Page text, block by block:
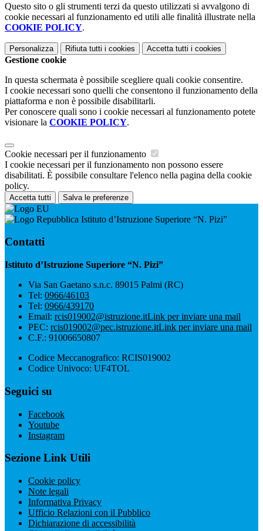
Questo sito o gli strumenti terzi da questo utilizzati si avvalgono di
cookie necessari al funzionamento ed utili alle finalità illustrate nella
COOKIE POLICY.
Personalizza Rifiuta tutti i cookies Accetta tutti i cookies
Gestione cookie
In questa schermata è possibile scegliere quali cookie consentire.
I cookie necessari sono quelli che consentono il funzionamento della
piattaforma e non è possibile disabilitarli.
Per conoscere quali sono i cookie necessari al funzionamento potete
visionare la COOKIE POLICY.
Cookie necessari per il funzionamento
I cookie necessari per il funzionamento non possono essere
disabilitati. È possibile consultare l'elenco nella pagina della cookie
policy.
Accetta tutti Salva le preferenze
Istituto d’Istruzione Superiore “N. Pizi”
Contatti
Istituto d’Istruzione Superiore “N. Pizi”
Via San Gaetano s.n.c. 89015 Palmi (RC)
Tel: 0966/46103
Tel: 0966/439170
Email: rcis019002@istruzione.itLink per inviare una mail
PEC: rcis019002@pec.istruzione.itLink per inviare una mail
C.F.: 91006650807
Codice Meccanografico: RCIS019002
Codice Univoco: UF4TOL
Seguici su
Facebook
Youtube
Instagram
Sezione Link Utili
Cookie policy
Note legali
Informativa Privacy
Ufficio Relazioni con il Pubblico
Dichiarazione di accessibilità